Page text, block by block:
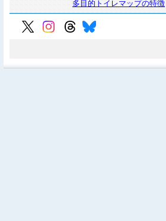
多目的トイレマップの特徴